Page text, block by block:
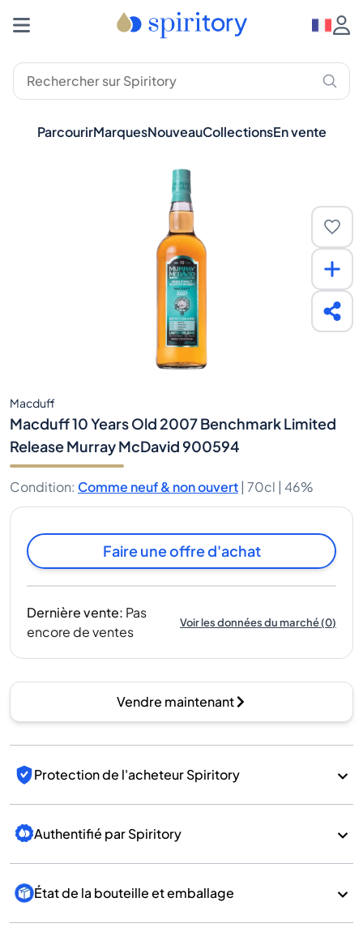
ParcourirMarquesNouveauCollectionsEn vente
Macduff
Macduff 10 Years Old 2007 Benchmark Limited
Release Murray McDavid 900594
Condition: Comme neuf & non ouvert | 70cl | 46%
Faire une offre d'achat
Dernière vente: Pas
encore de ventes
Voir les données du marché(0)
Vendre maintenant
Protection de l'acheteur Spiritory
Authentifié par Spiritory
État de la bouteille et emballage